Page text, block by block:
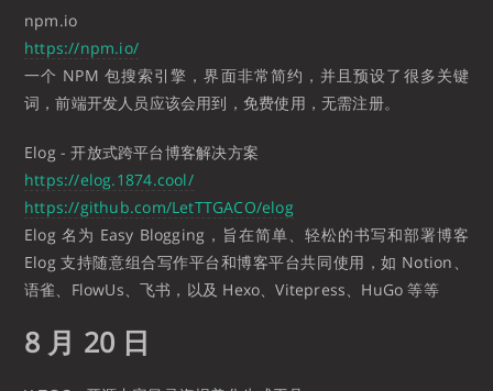
npm.io
https://npm.io/
一个 NPM 包搜索引擎，界面非常简约，并且预设了很多关键
词，前端开发人员应该会用到，免费使用，无需注册。
Elog - 开放式跨平台博客解决方案
https://elog.1874.cool/
https://github.com/LetTTGACO/elog
Elog 名为 Easy Blogging，旨在简单、轻松的书写和部署博客
Elog 支持随意组合写作平台和博客平台共同使用，如 Notion、
语雀、FlowUs、飞书，以及 Hexo、Vitepress、HuGo 等等
8 月 20 日